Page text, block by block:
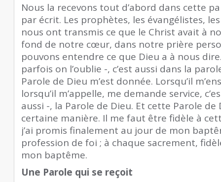
Nous la recevons tout d’abord dans cette
par écrit. Les prophètes, les évangélistes,
nous ont transmis ce que le Christ avait à
fond de notre cœur, dans notre prière
pouvons entendre ce que Dieu a à nous
parfois on l’oublie -, c’est aussi dans la
Parole de Dieu m’est donnée. Lorsqu’il
lorsqu’il m’appelle, me demande service,
aussi -, la Parole de Dieu. Et cette Parole de
certaine manière. Il me faut être fidèle à
j’ai promis finalement au jour de mon
profession de foi ; à chaque sacrement,
mon baptême.
Une Parole qui se reçoit